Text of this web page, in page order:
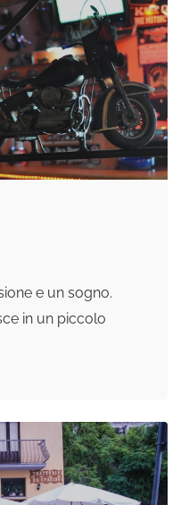
e un sogno.
in un piccolo